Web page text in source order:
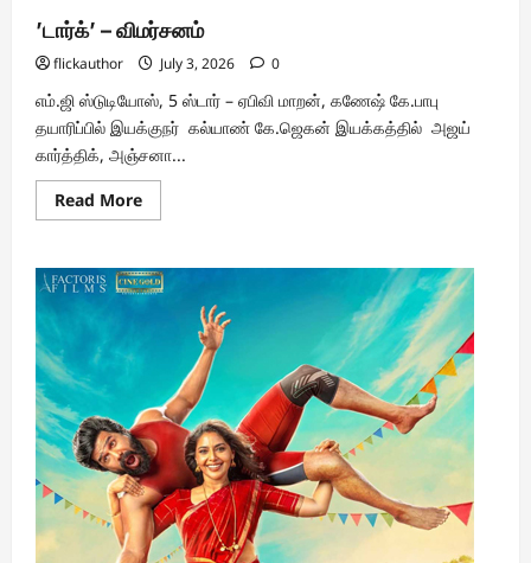
’டார்க்’ – விமர்சனம்
flickauthor July 3, 2026 0
எம்.ஜி ஸ்டுடியோஸ், 5 ஸ்டார் – ஏபிவி மாறன், கணேஷ் கே.பாபு
தயாரிப்பில் இயக்குநர் கல்யாண் கே.ஜெகன் இயக்கத்தில் அஜய்
கார்த்திக், அஞ்சனா...
Read MoreRead
more
–
விமர்சனம்